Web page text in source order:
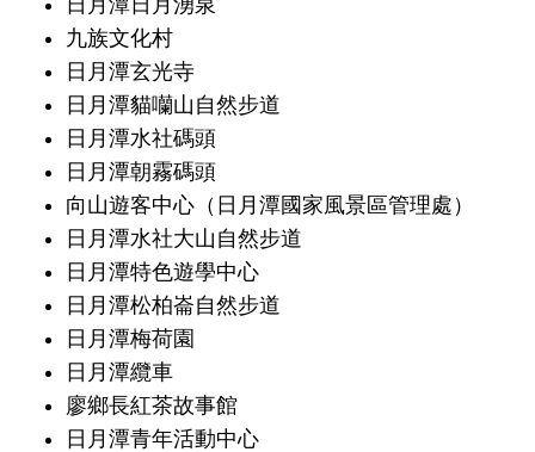
日月潭日月湧泉
九族文化村
日月潭玄光寺
日月潭貓囒山自然步道
日月潭水社碼頭
日月潭朝霧碼頭
向山遊客中心（日月潭國家風景區管理處）
日月潭水社大山自然步道
日月潭特色遊學中心
日月潭松柏崙自然步道
日月潭梅荷園
日月潭纜車
廖鄉長紅茶故事館
日月潭青年活動中心